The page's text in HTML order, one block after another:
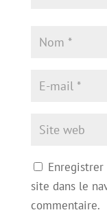
site dans le
commentaire.